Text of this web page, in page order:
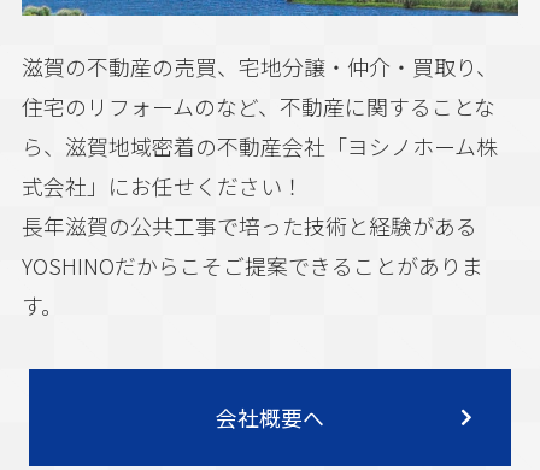
滋賀の不動産の売買、宅地分譲・仲介・買取り、
住宅のリフォームのなど、不動産に関することな
ら、滋賀地域密着の不動産会社「ヨシノホーム株
式会社」にお任せください！
長年滋賀の公共工事で培った技術と経験がある
YOSHINOだからこそご提案できることがありま
す。
会社概要へ